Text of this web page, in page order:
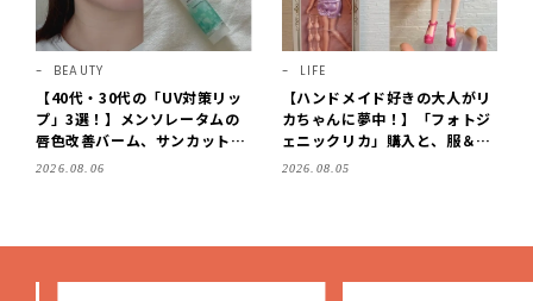
BEAUTY
【40代・30代の「UV対策リッ
プ」3選！】メンソレータムの
唇色改善バーム、サンカットな
どを「夏の紫外線対策」に愛用
2026.08.06
LIFE
【ハンドメイド好きの大人がリ
カちゃんに夢中！】「フォトジ
ェニックリカ」購入と、服＆ク
ローゼットの手づくり実例をご
2026.08.05